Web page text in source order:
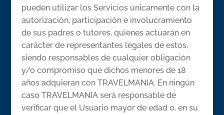
pueden utilizar los Servicios únicamente con la
autorización, participación e involucramiento
de sus padres o tutores, quienes actuarán en
carácter de representantes legales de estos,
siendo responsables de cualquier obligación
y/o compromiso que dichos menores de 18
años adquieran con TRAVELMANIA. En ningún
caso TRAVELMANIA será responsable de
verificar que el Usuario mayor de edad o, en su